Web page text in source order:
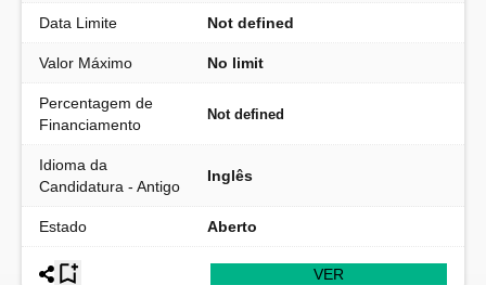
Data Limite Not defined
Valor Máximo No limit
Percentagem de
Financiamento
Not defined
Idioma da
Candidatura - Antigo
Inglês
Estado Aberto
VER